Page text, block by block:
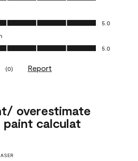
out of 5
5.0
5.0 out of 5
5.0
(0) Report
overestimate
calculat